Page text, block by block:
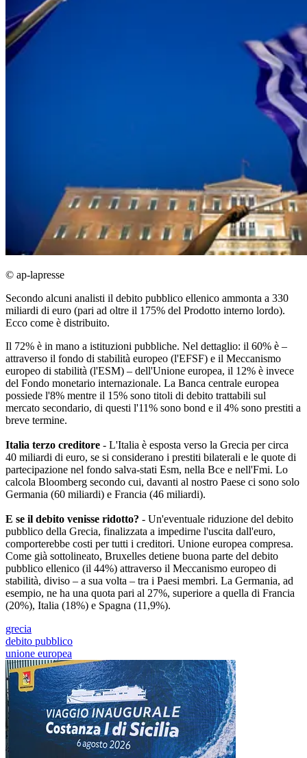
© ap-lapresse
Secondo alcuni analisti il debito pubblico ellenico ammonta a 330
miliardi di euro (pari ad oltre il 175% del Prodotto interno lordo).
Ecco come è distribuito.
Il 72% è in mano a istituzioni pubbliche. Nel dettaglio: il 60% è –
attraverso il fondo di stabilità europeo (l'EFSF) e il Meccanismo
europeo di stabilità (l'ESM) – dell'Unione europea, il 12% è invece
del Fondo monetario internazionale. La Banca centrale europea
possiede l'8% mentre il 15% sono titoli di debito trattabili sul
mercato secondario, di questi l'11% sono bond e il 4% sono prestiti a
breve termine.
Italia terzo creditore - L'Italia è esposta verso la Grecia per circa
40 miliardi di euro, se si considerano i prestiti bilaterali e le quote di
partecipazione nel fondo salva-stati Esm, nella Bce e nell'Fmi. Lo
calcola Bloomberg secondo cui, davanti al nostro Paese ci sono solo
Germania (60 miliardi) e Francia (46 miliardi).
E se il debito venisse ridotto? - Un'eventuale riduzione del debito
pubblico della Grecia, finalizzata a impedirne l'uscita dall'euro,
comporterebbe costi per tutti i creditori. Unione europea compresa.
Come già sottolineato, Bruxelles detiene buona parte del debito
pubblico ellenico (il 44%) attraverso il Meccanismo europeo di
stabilità, diviso – a sua volta – tra i Paesi membri. La Germania, ad
esempio, ne ha una quota pari al 27%, superiore a quella di Francia
(20%), Italia (18%) e Spagna (11,9%).
grecia
debito pubblico
unione europea